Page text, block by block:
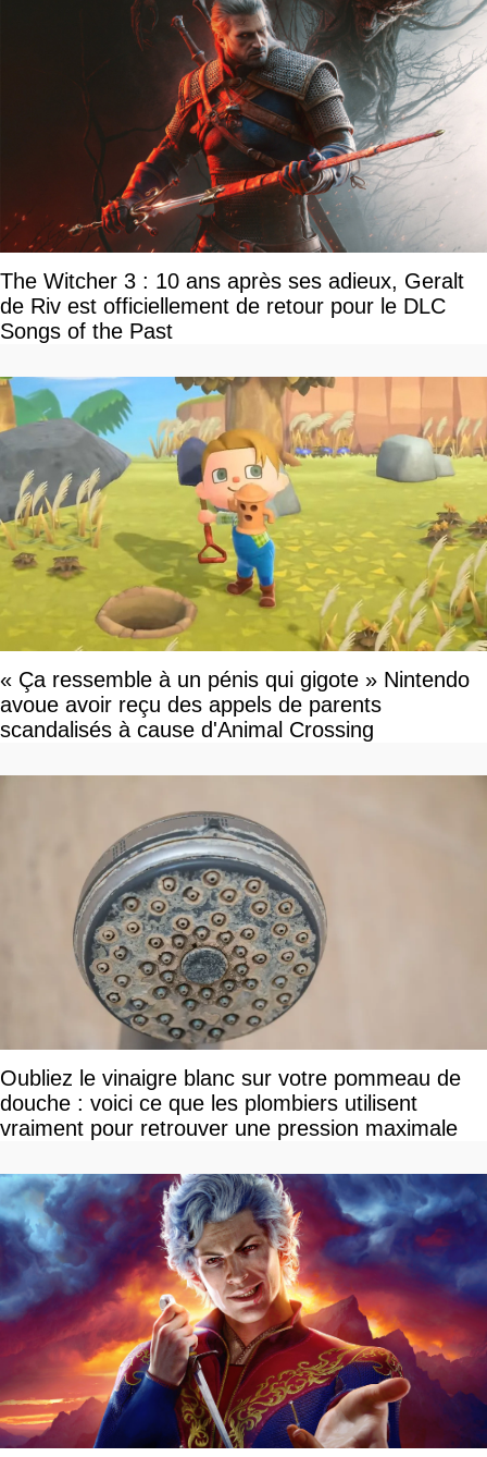
The Witcher 3 : 10 ans après ses adieux, Geralt
de Riv est officiellement de retour pour le DLC
Songs of the Past
« Ça ressemble à un pénis qui gigote » Nintendo
avoue avoir reçu des appels de parents
scandalisés à cause d'Animal Crossing
Oubliez le vinaigre blanc sur votre pommeau de
douche : voici ce que les plombiers utilisent
vraiment pour retrouver une pression maximale